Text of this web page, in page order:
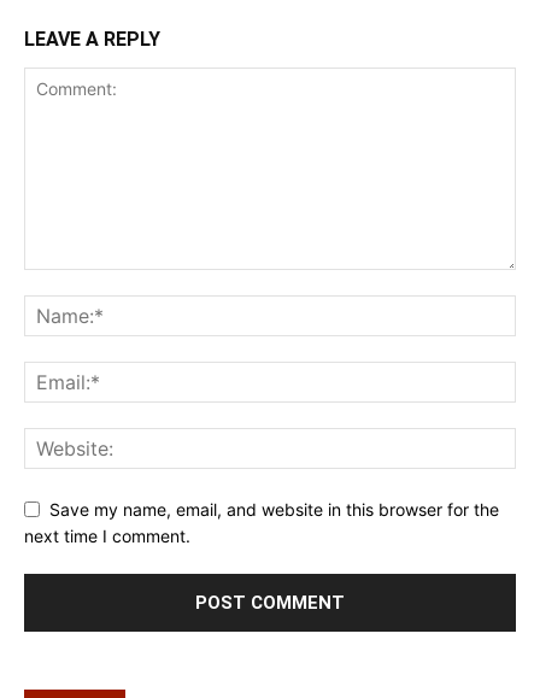
LEAVE A REPLY
Save my name, email, and website in this browser for the
next time I comment.